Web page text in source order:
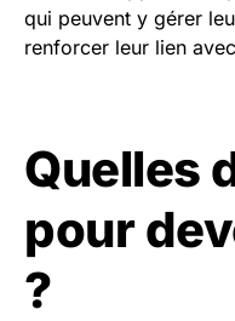
qui peuvent y gérer
renforcer leur lien
Quelles
pour
?